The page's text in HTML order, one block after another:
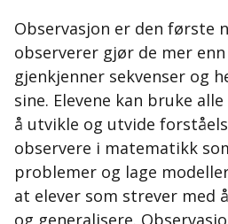
Observasjon er den første
observerer gjør de mer
gjenkjenner sekvenser og
sine. Elevene kan bruke
å utvikle og utvide
observere i matematikk
problemer og lage
at elever som strever med
og generalisere.